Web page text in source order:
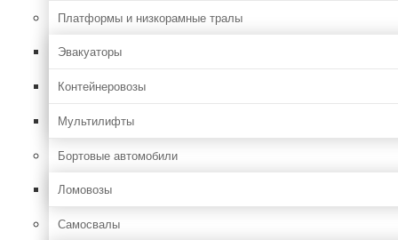
Платформы и низкорамные тралы
Эвакуаторы
Контейнеровозы
Мультилифты
Бортовые автомобили
Ломовозы
Самосвалы